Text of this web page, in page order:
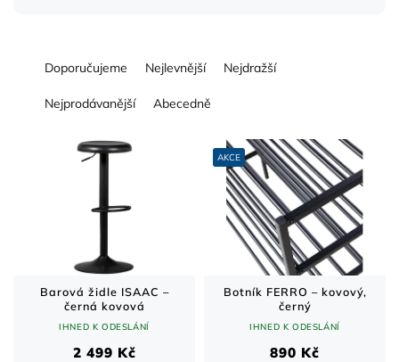
Ř
a
t
Doporučujeme Nejlevnější Nejdražší
Nejprodávanější Abecedně
Barová židle ISAAC –
černá kovová
IHNED K ODESLÁNÍ
2 499 Kč
AKCE
Botník FERRO – kovový,
černý
IHNED K ODESLÁNÍ
890 Kč